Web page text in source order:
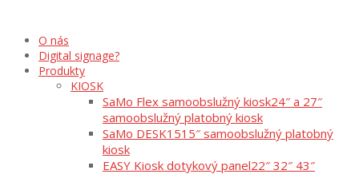
O nás
Digital signage?
Produkty
KIOSK
SaMo Flex samoobslužný kiosk24″ a 27″
samoobslužný platobný kiosk
SaMo DESK1515″ samoobslužný platobný
kiosk
EASY Kiosk dotykový panel22″ 32″ 43″